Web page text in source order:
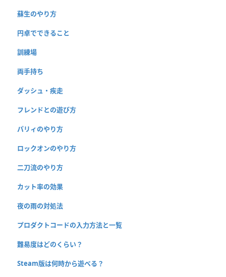
蘇生のやり方
円卓でできること
訓練場
両手持ち
ダッシュ・疾走
フレンドとの遊び方
パリィのやり方
ロックオンのやり方
二刀流のやり方
カット率の効果
夜の雨の対処法
プロダクトコードの入力方法と一覧
難易度はどのくらい？
Steam版は何時から遊べる？